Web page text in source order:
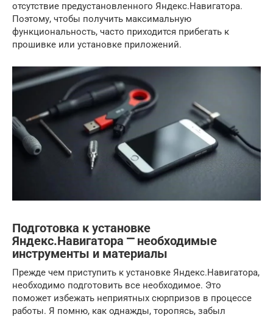
отсутствие предустановленного Яндекс.Навигатора.
Поэтому, чтобы получить максимальную
функциональность, часто приходится прибегать к
прошивке или установке приложений.
Подготовка к установке
Яндекс.Навигатора ⎻ необходимые
инструменты и материалы
Прежде чем приступить к установке Яндекс.Навигатора,
необходимо подготовить все необходимое. Это
поможет избежать неприятных сюрпризов в процессе
работы. Я помню, как однажды, торопясь, забыл